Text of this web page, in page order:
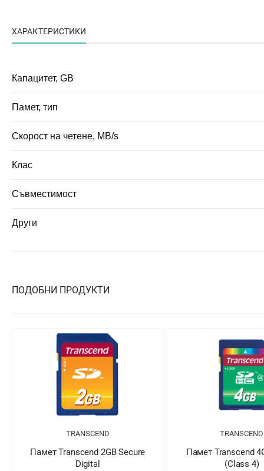
ХАРАКТЕРИСТИКИ
Капацитет, GB
Памет, тип
Скорост на четене, MB/s
Клас
Съвместимост
Други
ПОДОБНИ ПРОДУКТИ
TRANSCEND
Памет Transcend 2GB Secure
Digital
TRANSCEND
Памет Transcend
(Class 4)